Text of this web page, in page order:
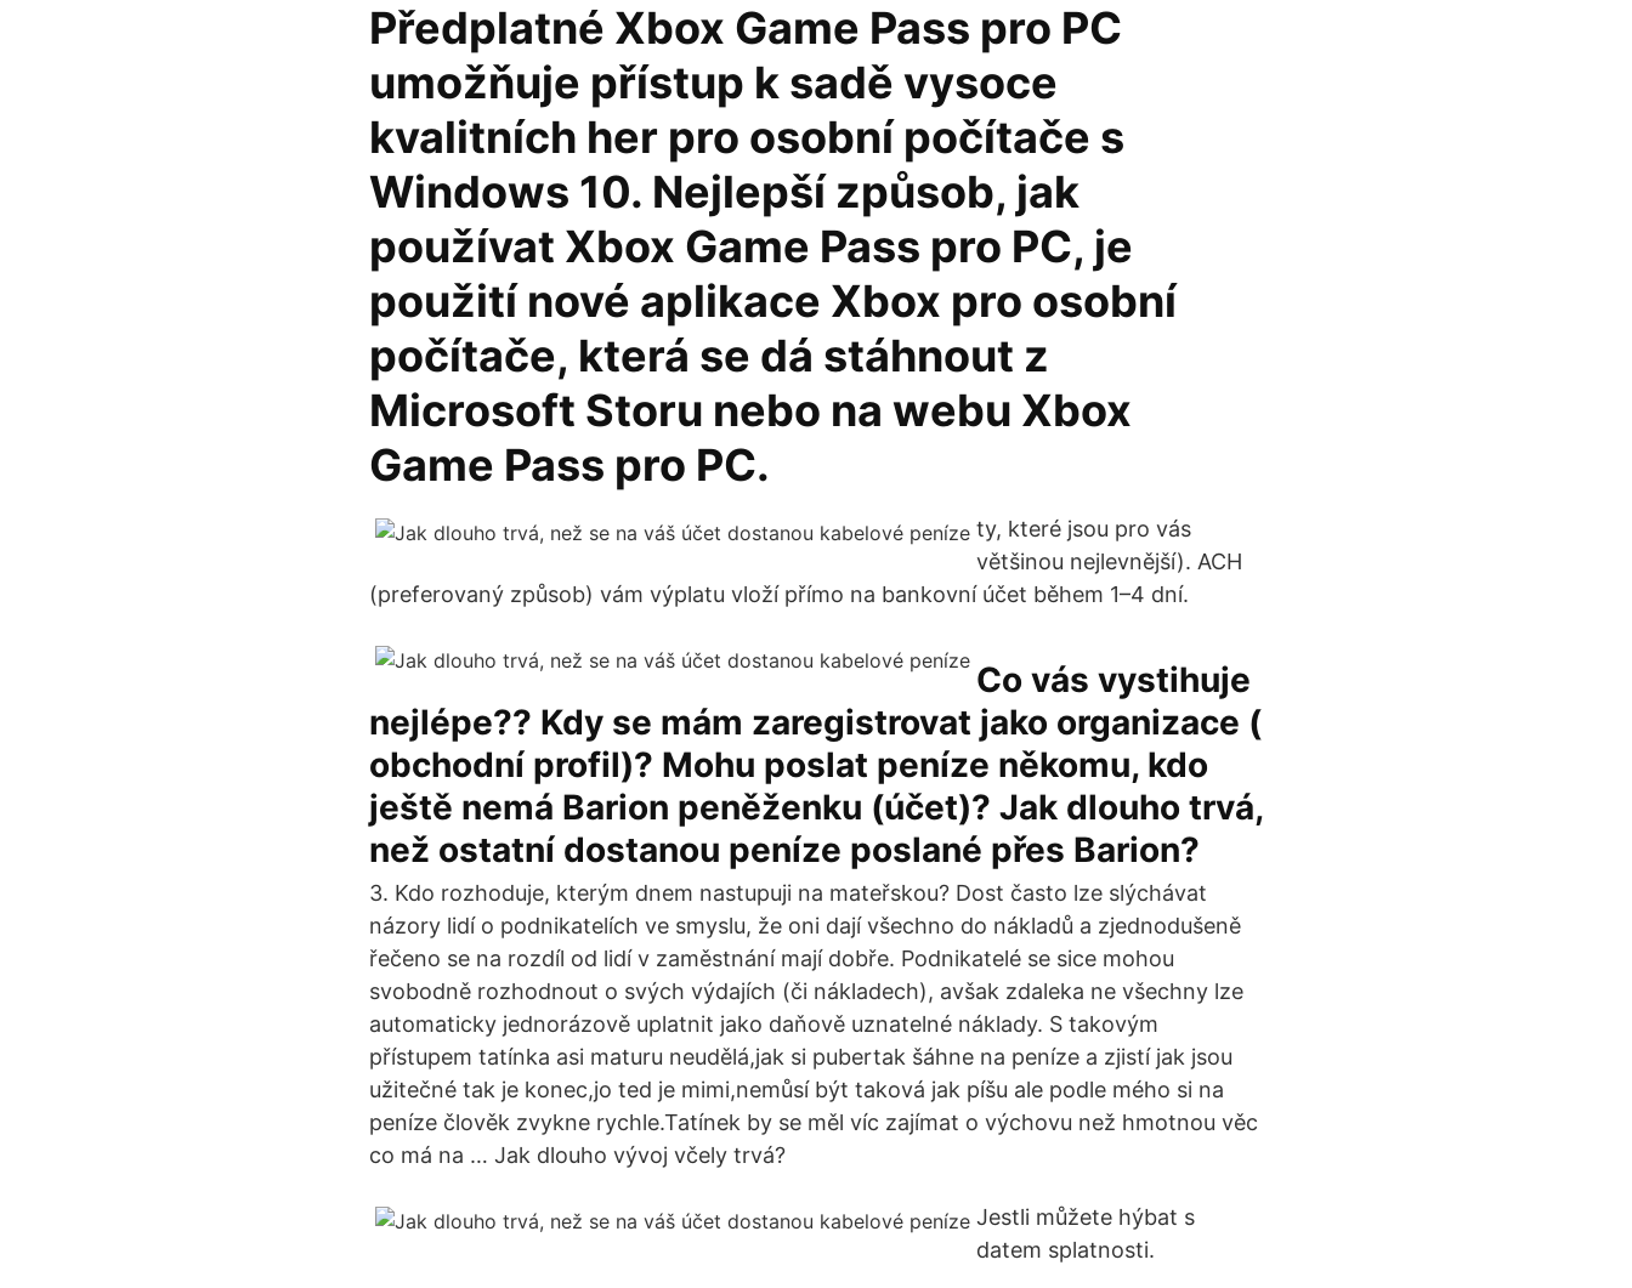
Předplatné Xbox Game Pass pro PC
umožňuje přístup k sadě vysoce
kvalitních her pro osobní počítače s
Windows 10. Nejlepší způsob, jak
používat Xbox Game Pass pro PC, je
použití nové aplikace Xbox pro osobní
počítače, která se dá stáhnout z
Microsoft Storu nebo na webu Xbox
Game Pass pro PC.
ty, které jsou pro vás
většinou nejlevnější). ACH
(preferovaný způsob) vám výplatu vloží přímo na bankovní účet během 1–4 dní.
Co vás vystihuje
nejlépe?? Kdy se mám zaregistrovat jako organizace (
obchodní profil)? Mohu poslat peníze někomu, kdo
ještě nemá Barion peněženku (účet)? Jak dlouho trvá,
než ostatní dostanou peníze poslané přes Barion?
3. Kdo rozhoduje, kterým dnem nastupuji na mateřskou? Dost často lze slýchávat
názory lidí o podnikatelích ve smyslu, že oni dají všechno do nákladů a zjednodušeně
řečeno se na rozdíl od lidí v zaměstnání mají dobře. Podnikatelé se sice mohou
svobodně rozhodnout o svých výdajích (či nákladech), avšak zdaleka ne všechny lze
automaticky jednorázově uplatnit jako daňově uznatelné náklady. S takovým
přístupem tatínka asi maturu neudělá,jak si pubertak šáhne na peníze a zjistí jak jsou
užitečné tak je konec,jo ted je mimi,nemůsí být taková jak píšu ale podle mého si na
peníze člověk zvykne rychle.Tatínek by se měl víc zajímat o výchovu než hmotnou věc
co má na … Jak dlouho vývoj včely trvá?
Jestli můžete hýbat s
datem splatnosti.